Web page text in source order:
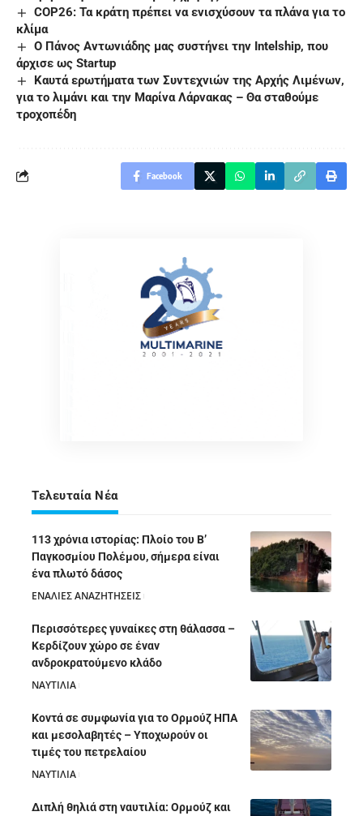
COP26: Τα κράτη πρέπει να ενισχύσουν τα πλάνα για το
κλίμα
Ο Πάνος Αντωνιάδης μας συστήνει την Intelship, που
άρχισε ως Startup
Καυτά ερωτήματα των Συντεχνιών της Αρχής Λιμένων,
για το λιμάνι και την Μαρίνα Λάρνακας – Θα σταθούμε
τροχοπέδη
Facebook
Τελευταία Νέα
113 χρόνια ιστορίας: Πλοίο του Β’
Παγκοσμίου Πολέμου, σήμερα είναι
ένα πλωτό δάσος
ΕΝΑΛΙΕΣ ΑΝΑΖΗΤΗΣΕΙΣ
Περισσότερες γυναίκες στη θάλασσα –
Κερδίζουν χώρο σε έναν
ανδροκρατούμενο κλάδο
ΝΑΥΤΙΛΙΑ
Κοντά σε συμφωνία για το Ορμούζ ΗΠΑ
και μεσολαβητές – Υποχωρούν οι
τιμές του πετρελαίου
ΝΑΥΤΙΛΙΑ
Διπλή θηλιά στη ναυτιλία: Ορμούζ και